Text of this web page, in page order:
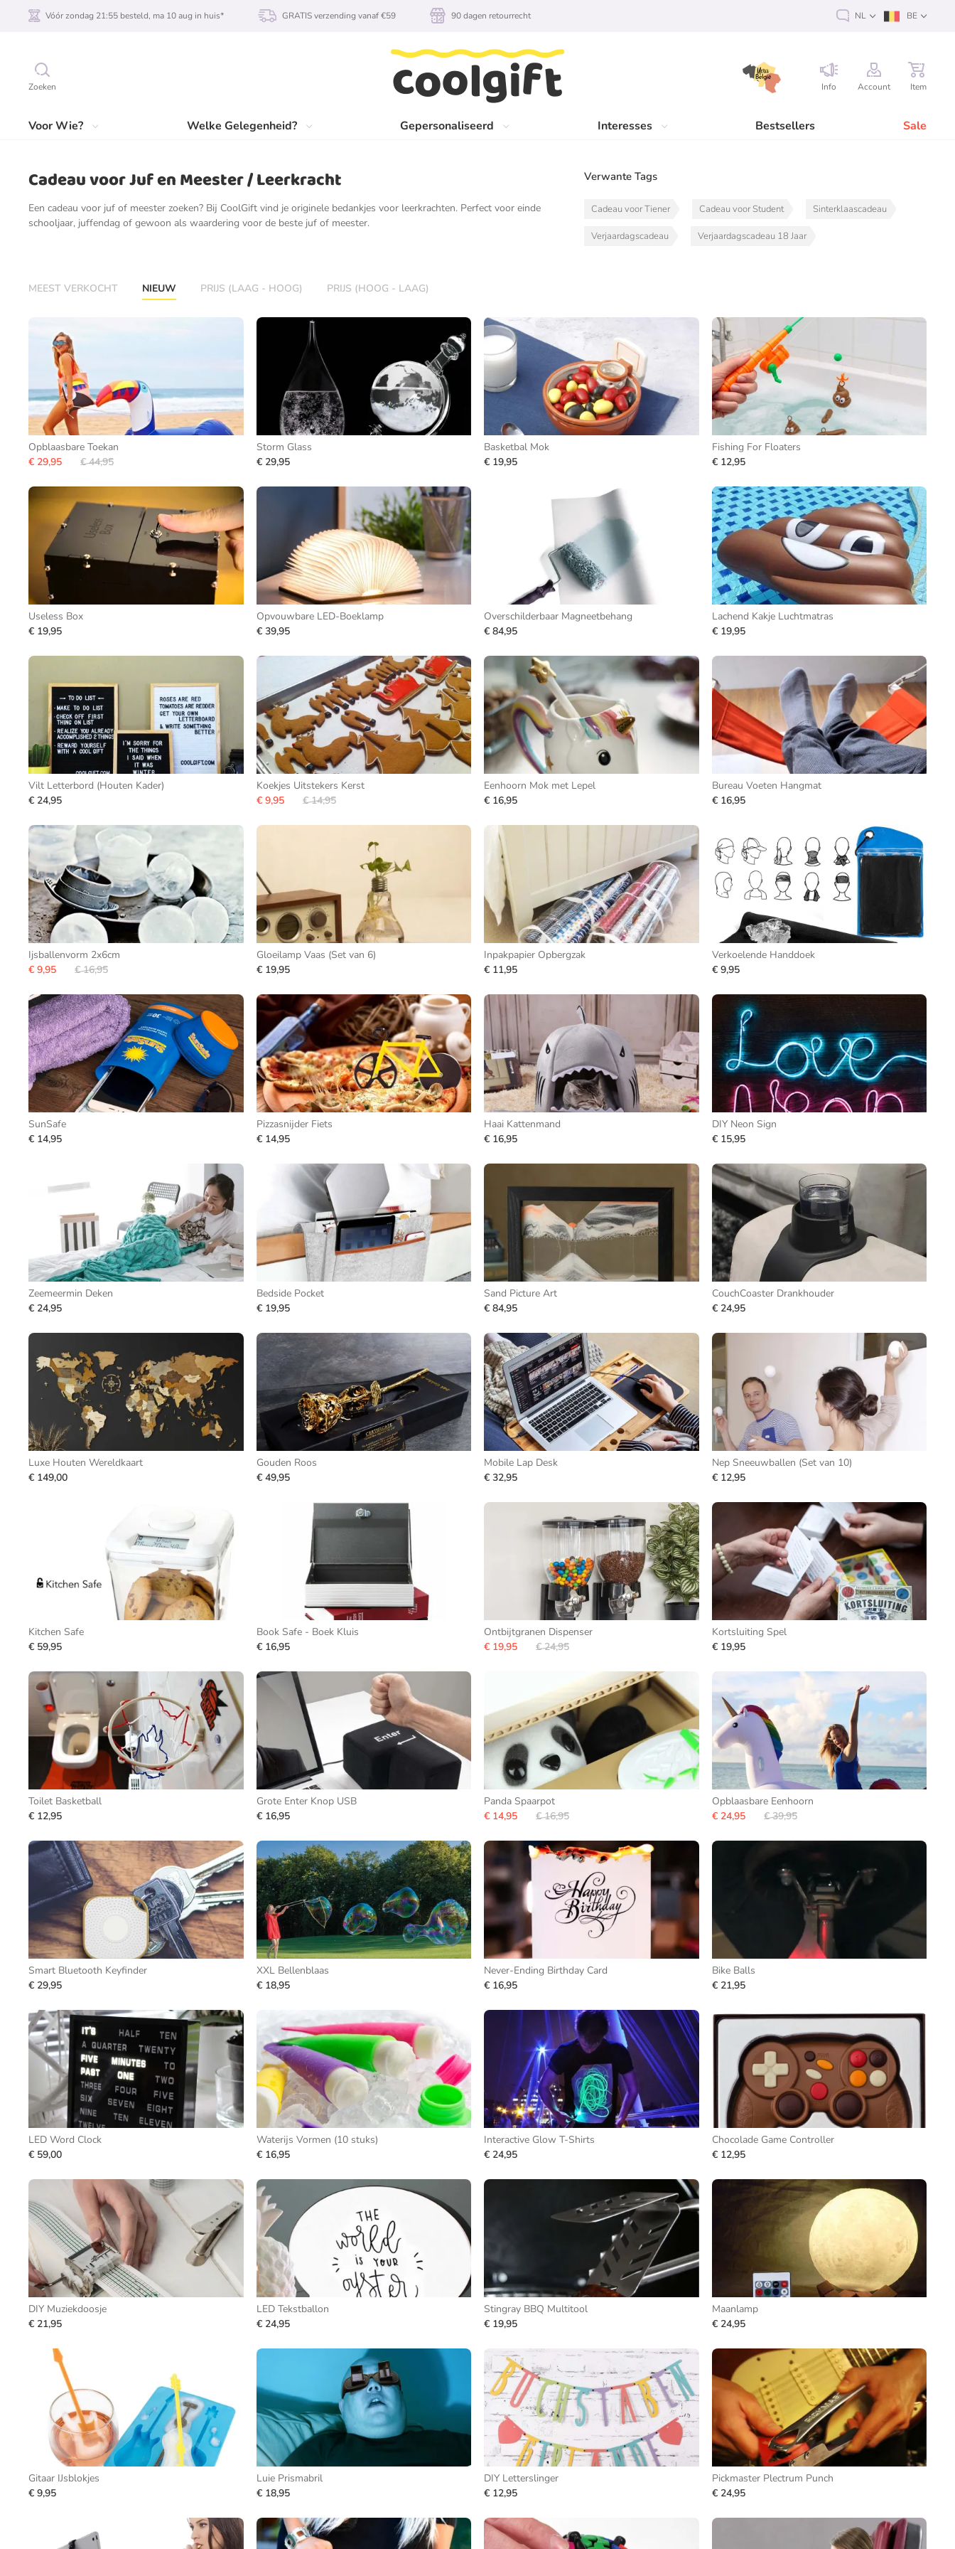
Zoeken Info Account Item
Voor Wie? Welke Gelegenheid? Gepersonaliseerd Interesses Bestsellers Sale
Vóór zondag 21:55 besteld, ma 10 aug in huis* GRATIS verzending vanaf €59 90 dagen retourrecht NL BE
Cadeau voor Juf en Meester / Leerkracht
Een cadeau voor juf of meester zoeken? Bij CoolGift vind je originele bedankjes voor leerkrachten. Perfect voor einde
schooljaar, juffendag of gewoon als waardering voor de beste juf of meester.
Verwante Tags
Cadeau voor Tiener Cadeau voor Student Sinterklaascadeau
Verjaardagscadeau Verjaardagscadeau 18 Jaar
MEEST VERKOCHT NIEUW PRIJS (LAAG - HOOG) PRIJS (HOOG - LAAG)
Opblaasbare Toekan
€ 29,95
€ 44,95
Storm Glass
€ 29,95
Basketbal Mok
€ 19,95
Fishing For Floaters
€ 12,95
Useless Box
€ 19,95
Opvouwbare LED-Boeklamp
€ 39,95
Overschilderbaar Magneetbehang
€ 84,95
Lachend Kakje Luchtmatras
€ 19,95
Vilt Letterbord (Houten Kader)
€ 24,95
Koekjes Uitstekers Kerst
€ 9,95
€ 14,95
Eenhoorn Mok met Lepel
€ 16,95
Bureau Voeten Hangmat
€ 16,95
Ijsballenvorm 2x6cm
€ 9,95
€ 16,95
Gloeilamp Vaas (Set van 6)
€ 19,95
Inpakpapier Opbergzak
€ 11,95
Verkoelende Handdoek
€ 9,95
SunSafe
€ 14,95
Pizzasnijder Fiets
€ 14,95
Haai Kattenmand
€ 16,95
DIY Neon Sign
€ 15,95
Zeemeermin Deken
€ 24,95
Bedside Pocket
€ 19,95
Sand Picture Art
€ 84,95
CouchCoaster Drankhouder
€ 24,95
Luxe Houten Wereldkaart
€ 149,00
Gouden Roos
€ 49,95
Mobile Lap Desk
€ 32,95
Nep Sneeuwballen (Set van 10)
€ 12,95
Kitchen Safe
€ 59,95
Book Safe - Boek Kluis
€ 16,95
Ontbijtgranen Dispenser
€ 19,95
€ 24,95
Kortsluiting Spel
€ 19,95
Toilet Basketball
€ 12,95
Grote Enter Knop USB
€ 16,95
Panda Spaarpot
€ 14,95
€ 16,95
Opblaasbare Eenhoorn
€ 24,95
€ 39,95
Smart Bluetooth Keyfinder
€ 29,95
XXL Bellenblaas
€ 18,95
Never-Ending Birthday Card
€ 16,95
Bike Balls
€ 21,95
LED Word Clock
€ 59,00
Waterijs Vormen (10 stuks)
€ 16,95
Interactive Glow T-Shirts
€ 24,95
Chocolade Game Controller
€ 12,95
DIY Muziekdoosje
€ 21,95
LED Tekstballon
€ 24,95
Stingray BBQ Multitool
€ 19,95
Maanlamp
€ 24,95
Gitaar IJsblokjes
€ 9,95
Luie Prismabril
€ 18,95
DIY Letterslinger
€ 12,95
Pickmaster Plectrum Punch
€ 24,95